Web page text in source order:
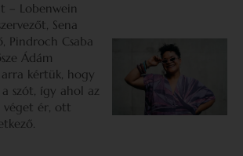
– Lobenwein
Sena
Pindroch Csaba
Ádám
kértük, hogy
szót, így ahol az
véget ér, ott